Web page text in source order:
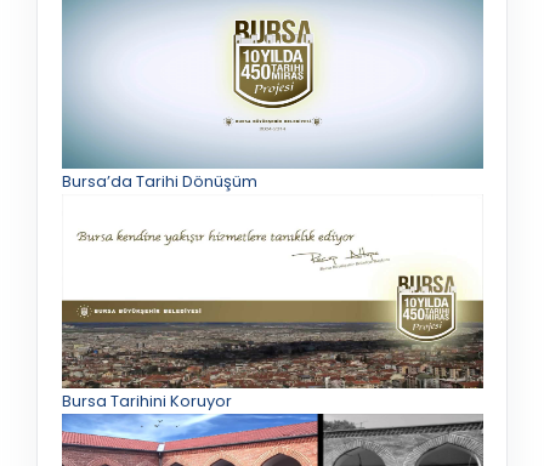
Bursa’da Tarihi Dönüşüm
Bursa Tarihini Koruyor